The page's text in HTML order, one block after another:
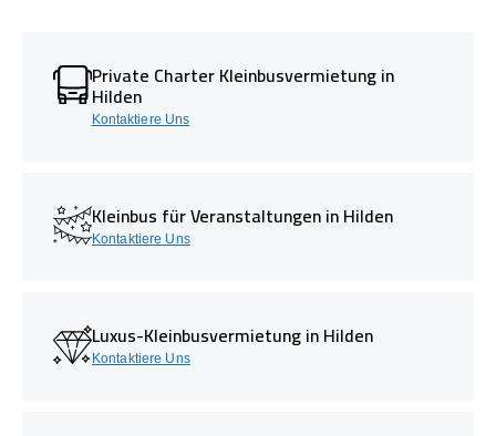
Private Charter Kleinbusvermietung in
Hilden
Kontaktiere Uns
Kleinbus für Veranstaltungen in Hilden
Kontaktiere Uns
Luxus-Kleinbusvermietung in Hilden
Kontaktiere Uns